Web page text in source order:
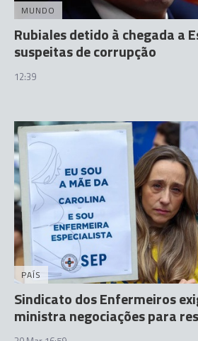
MUNDO
Rubiales detido à chegada a
suspeitas de corrupção
12:39
PAÍS
Sindicato dos Enfermeiros
ministra negociações para